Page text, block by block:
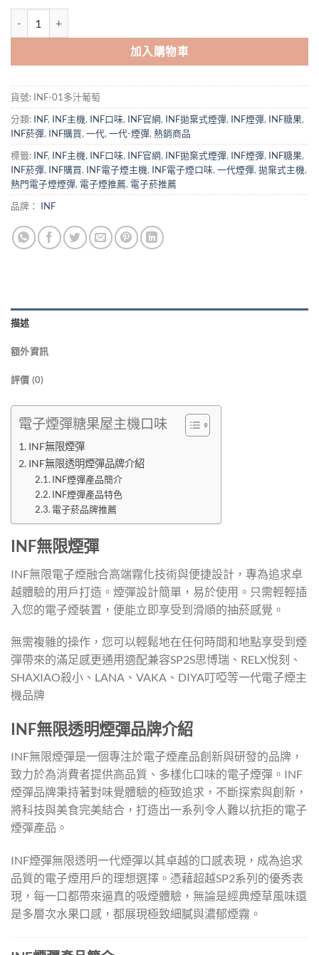
加入購物車
貨號: INF-01多汁葡萄
分類: INF, INF主機, INF口味, INF官網, INF拋棄式煙彈, INF煙彈, INF糖果,
INF菸彈, INF購買, 一代, 一代-煙彈, 熱銷商品
標籤: INF, INF主機, INF口味, INF官網, INF拋棄式煙彈, INF煙彈, INF糖果,
INF菸彈, INF購買, INF電子煙主機, INF電子煙口味, 一代煙彈, 拋棄式主機,
熱門電子煙煙彈, 電子煙推薦, 電子菸推薦
品牌： INF
描述
額外資訊
評價 (0)
電子煙彈糖果屋主機口味
INF無限煙彈
INF無限透明煙彈品牌介紹
INF煙彈產品簡介
INF煙彈產品特色
電子菸品牌推薦
INF無限煙彈
INF無限電子煙融合高端霧化技術與便捷設計，專為追求卓
越體驗的用戶打造。煙彈設計簡單，易於使用。只需輕輕插
入您的電子煙裝置，便能立即享受到滑順的抽菸感覺。
無需複雜的操作，您可以輕鬆地在任何時間和地點享受到煙
彈帶來的滿足感更通用適配兼容SP2S思博瑞、RELX悅刻、
SHAXIAO殺小、LANA、VAKA、DIYA叮啞等一代電子煙主
機品牌
INF無限透明煙彈品牌介紹
INF無限煙彈是一個專注於電子煙產品創新與研發的品牌，
致力於為消費者提供高品質、多樣化口味的電子煙彈。INF
煙彈品牌秉持著對味覺體驗的極致追求，不斷探索與創新，
將科技與美食完美結合，打造出一系列令人難以抗拒的電子
煙彈產品。
INF煙彈無限透明一代煙彈以其卓越的口感表現，成為追求
品質的電子煙用戶的理想選擇。憑藉超越SP2系列的優秀表
現，每一口都帶來逼真的吸煙體驗，無論是經典煙草風味還
是多層次水果口感，都展現極致細膩與濃郁煙霧。